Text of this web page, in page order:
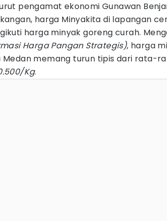
pengamat ekonomi Gunawan
harga Minyakita di lapangan
harga minyak goreng curah.
Harga Pangan Strategis), harga
Medan memang turun tipis dari rata-
Kg.